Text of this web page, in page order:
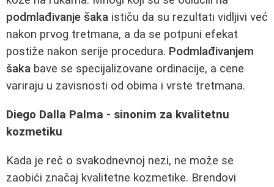
podmlađivanje šaka ističu da su rezultati vidljivi već
nakon prvog tretmana, a da se potpuni efekat
postiže nakon serije procedura. Podmlađivanjem
šaka bave se specijalizovane ordinacije, a cene
variraju u zavisnosti od obima i vrste tretmana.
Diego Dalla Palma - sinonim za kvalitetnu
kozmetiku
Kada je reč o svakodnevnoj nezi, ne može se
zaobići značaj kvalitetne kozmetike. Brendovi